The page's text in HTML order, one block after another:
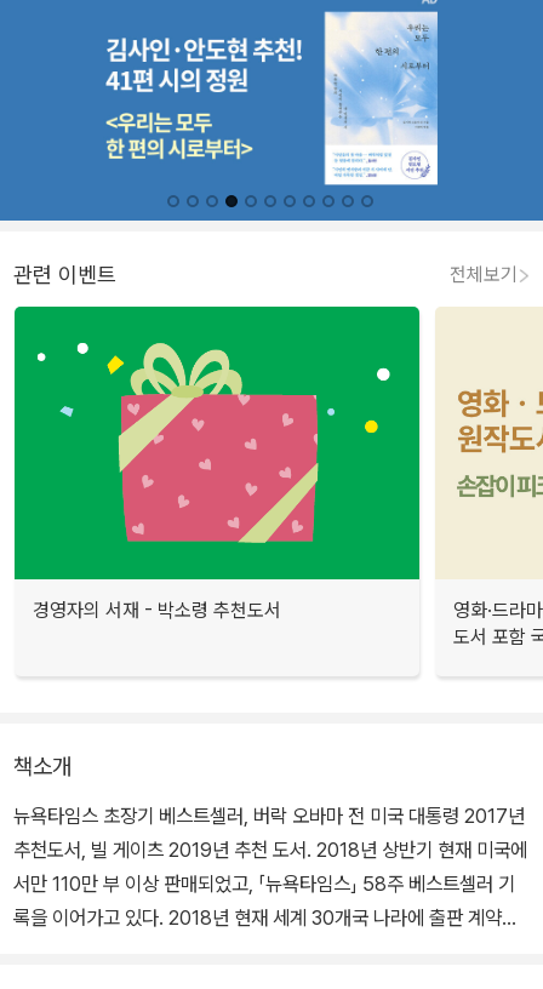
관련 이벤트 전체보기
경영자의 서재 - 박소령 추천도서
영화·드라
도서 포함
책소개
뉴욕타임스 초장기 베스트셀러, 버락 오바마 전 미국 대통령 2017년
추천도서, 빌 게이츠 2019년 추천 도서. 2018년 상반기 현재 미국에
서만 110만 부 이상 판매되었고, 「뉴욕타임스」 58주 베스트셀러 기
록을 이어가고 있다. 2018년 현재 세계 30개국 나라에 출판 계약되